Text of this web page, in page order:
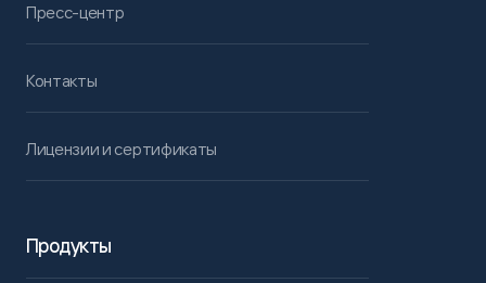
Пресс-центр
Контакты
Лицензии и сертификаты
Продукты